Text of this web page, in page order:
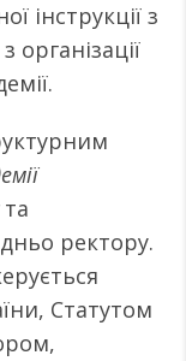
інструкції з
організації
та
ректору.
Статутом